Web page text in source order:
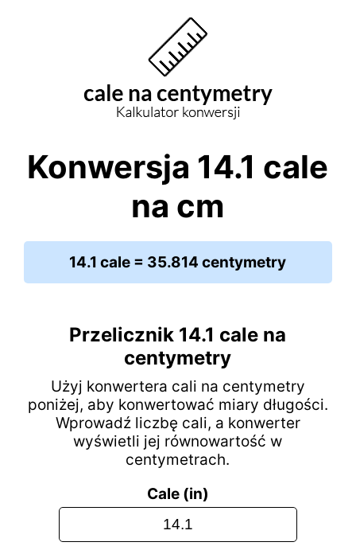
Konwersja 14.1 cale
na cm
14.1 cale = 35.814 centymetry
Przelicznik 14.1 cale na
centymetry
Użyj konwertera cali na centymetry
poniżej, aby konwertować miary długości.
Wprowadź liczbę cali, a konwerter
wyświetli jej równowartość w
centymetrach.
Cale (in)